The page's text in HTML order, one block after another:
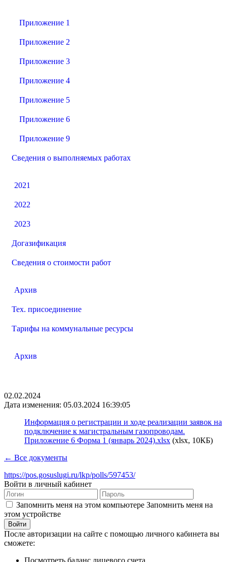
Приложение 1
Приложение 2
Приложение 3
Приложение 4
Приложение 5
Приложение 6
Приложение 9
Сведения о выполняемых работах
2021
2022
2023
Догазификация
Сведения о стоимости работ
Архив
Тех. присоединение
Тарифы на коммунальные ресурсы
Архив
02.02.2024
Дата изменения: 05.03.2024 16:39:05
Информация о регистрации и ходе реализации заявок на
подключение к магистральным газопроводам.
Приложение 6 Форма 1 (январь 2024).xlsx (xlsx, 10КБ)
← Все документы
https://pos.gosuslugi.ru/lkp/polls/597453/
Войти в личный кабинет
Запомнить меня на этом компьютере Запомнить меня на
этом устройстве
После авторизации на сайте с помощью личного кабинета вы
сможете:
Посмотреть баланс лицевого счета